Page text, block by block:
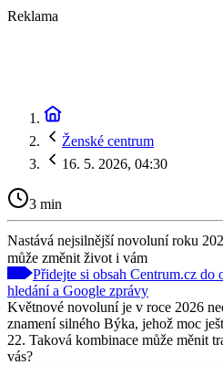
Reklama
Ženské centrum
16. 5. 2026, 04:30
3 min
Nastává nejsilnější novoluní roku
může změnit život i vám
Přidejte si obsah Centrum.cz
hledání a Google zprávy
Květnové novoluní je v roce 2026
znamení silného Býka, jehož moc
22. Taková kombinace může měnit
vás?